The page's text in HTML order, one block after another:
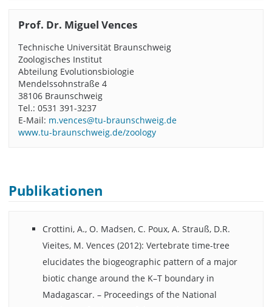
Prof. Dr. Miguel Vences
Technische Universität Braunschweig
Zoologisches Institut
Abteilung Evolutionsbiologie
Mendelssohnstraße 4
38106 Braunschweig
Tel.: 0531 391-3237
E-Mail: m.vences@tu-braunschweig.de
www.tu-braunschweig.de/zoology
Publikationen
Crottini, A., O. Madsen, C. Poux, A. Strauß, D.R.
Vieites, M. Vences (2012): Vertebrate time-tree
elucidates the biogeographic pattern of a major
biotic change around the K–T boundary in
Madagascar. – Proceedings of the National